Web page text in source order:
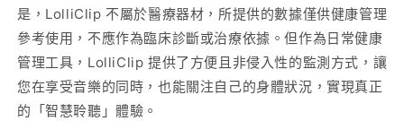
是，LolliClip 不屬於醫療器材，所提供的數據僅供健康管理
參考使用，不應作為臨床診斷或治療依據。但作為日常健康
管理工具，LolliClip 提供了方便且非侵入性的監測方式，讓
您在享受音樂的同時，也能關注自己的身體狀況，實現真正
的「智慧聆聽」體驗。